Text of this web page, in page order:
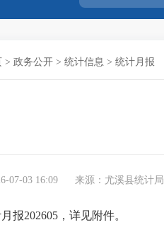
> 政务公开 > 统计信息 > 统计月报
07-03 16:09 来源：尤溪县统计局
报202605，详见附件。